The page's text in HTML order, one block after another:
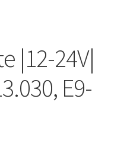
|12-24V|
E9-